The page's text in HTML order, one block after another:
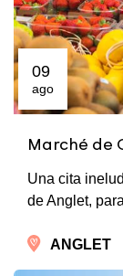
09
ago
Marché de
Una cita
de Anglet,
ANGLET